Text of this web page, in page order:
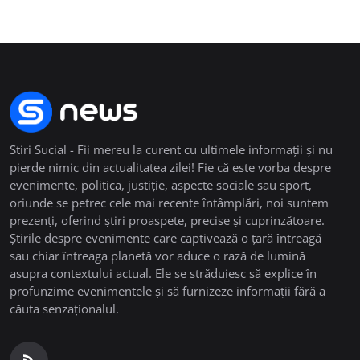
Stiri Sucial - Fii mereu la curent cu ultimele informații și nu
pierde nimic din actualitatea zilei! Fie că este vorba despre
evenimente, politica, justiție, aspecte sociale sau sport,
oriunde se petrec cele mai recente întâmplări, noi suntem
prezenți, oferind știri proaspete, precise și cuprinzătoare.
Știrile despre evenimente care captivează o țară întreagă
sau chiar întreaga planetă vor aduce o rază de lumină
asupra contextului actual. Ele se străduiesc să explice în
profunzime evenimentele și să furnizeze informații fără a
căuta senzaționalul.